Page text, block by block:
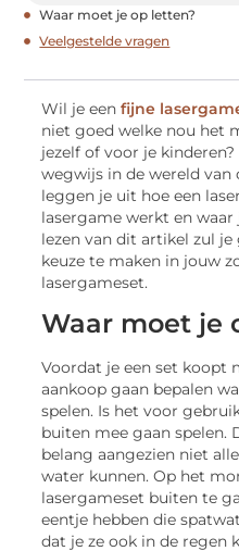
Waar moet je op letten?
Veelgestelde vragen
Wil je eenfijne
niet goed welke nou het
jezelf of voor je
wegwijs in de wereld van
leggen je uit hoe een
lasergame werkt en
lezen van dit artikel zul
keuze te maken in jouw
lasergameset.
Waar moet je
Voordat je een set koopt
aankoop gaan bepalen
spelen. Is het voor
buiten mee gaan spelen.
belang aangezien niet
water kunnen. Op het
lasergameset buiten te
eentje hebben die
dat je ze ook in de regen